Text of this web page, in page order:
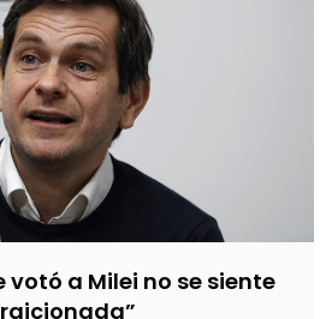
votó a Milei no se siente